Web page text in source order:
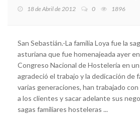
18 de Abril de 2012 0 1896
San Sebastián.-La familia Loya fue la
asturiana que fue homenajeada ayer
Congreso Nacional de Hostelería en
agradeció el trabajo y la dedicación de
varias generaciones, han trabajado
a los clientes y sacar adelante sus
sagas familiares hosteleras ...